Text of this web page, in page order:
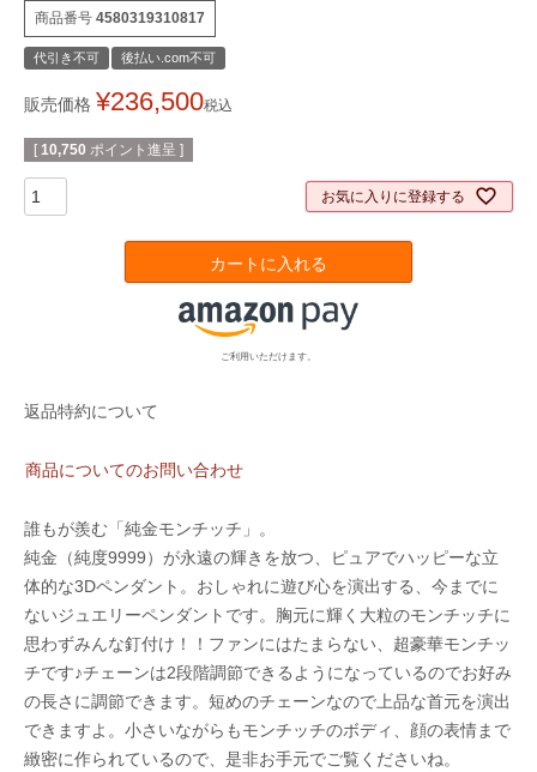
商品番号 4580319310817
代引き不可 後払い.com不可
販売価格 ¥236,500税込
[ 10,750 ポイント進呈 ]
お気に入りに登録する
カートに入れる
ご利用いただけます。
返品特約について
商品についてのお問い合わせ
誰もが羨む「純金モンチッチ」。
純金（純度9999）が永遠の輝きを放つ、ピュアでハッピーな立
体的な3Dペンダント。おしゃれに遊び心を演出する、今までに
ないジュエリーペンダントです。胸元に輝く大粒のモンチッチに
思わずみんな釘付け！！ファンにはたまらない、超豪華モンチッ
チです♪チェーンは2段階調節できるようになっているのでお好み
の長さに調節できます。短めのチェーンなので上品な首元を演出
できますよ。小さいながらもモンチッチのボディ、顔の表情まで
緻密に作られているので、是非お手元でご覧くださいね。